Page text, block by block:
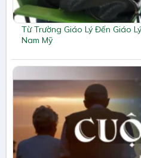
Từ Trường Giáo Lý Đến Giáo
Nam Mỹ